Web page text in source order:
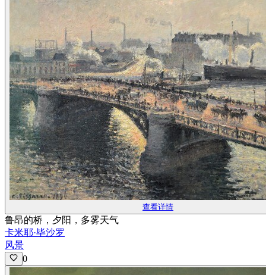
查看详情
鲁昂的桥，夕阳，多雾天气
卡米耶·毕沙罗
风景
0